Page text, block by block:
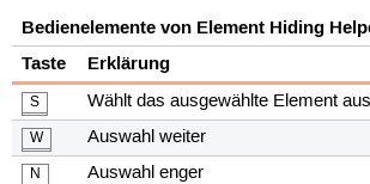
Bedienelemente von Element Hiding
Taste
Erklärung
S Wählt das ausgewählte Element aus
W Auswahl weiter
N Auswahl enger